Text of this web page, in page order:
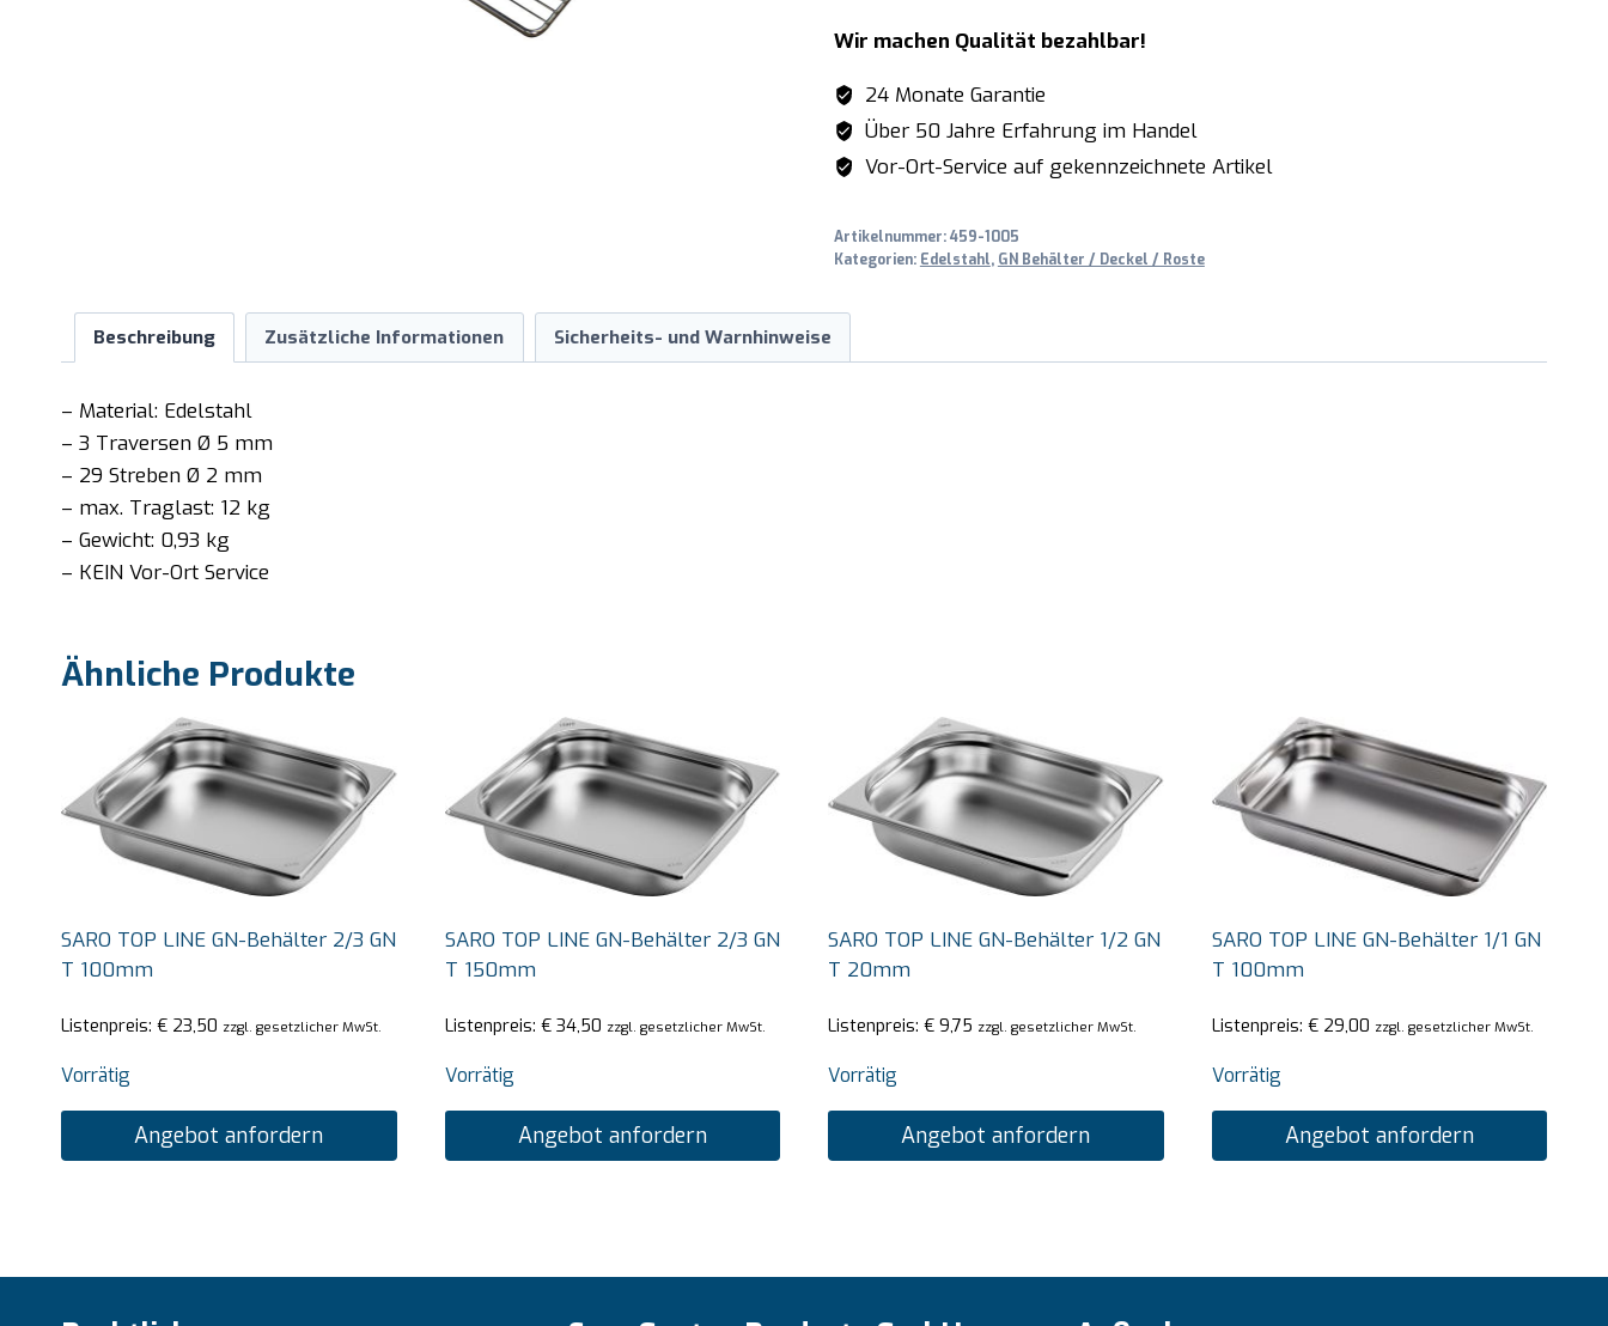
x
400
mm
Menge
Wir machen Qualität bezahlbar!
24 Monate Garantie
Über 50 Jahre Erfahrung im Handel
Vor-Ort-Service auf gekennzeichnete Artikel
Artikelnummer:459-1005
Kategorien: Edelstahl, GN Behälter / Deckel / Roste
Beschreibung Zusätzliche Informationen Sicherheits- und Warnhinweise
– Material: Edelstahl
– 3 Traversen Ø 5 mm
– 29 Streben Ø 2 mm
– max. Traglast: 12 kg
– Gewicht: 0,93 kg
– KEIN Vor-Ort Service
Ähnliche Produkte
SARO TOP LINE GN-Behälter 2/3 GN
T 100mm
Listenpreis: € 23,50 zzgl. gesetzlicher MwSt.
Vorrätig
Angebot anfordern
SARO TOP LINE GN-Behälter 2/3 GN
T 150mm
Listenpreis: €34,50 zzgl. gesetzlicher MwSt.
Vorrätig
Angebot anfordern
SARO TOP LINE GN-Behälter 1/2 GN
T 20mm
Listenpreis: € 9,75 zzgl. gesetzlicher MwSt.
Vorrätig
Angebot anfordern
SARO TOP LINE GN-Behälter 1/1 GN
T 100mm
Listenpreis: €29,00 zzgl. gesetzlicher MwSt.
Vorrätig
Angebot anfordern